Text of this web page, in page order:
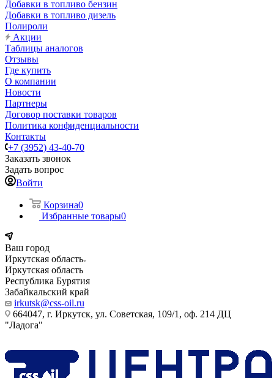
Добавки в топливо бензин
Добавки в топливо дизель
Полироли
Акции
Таблицы аналогов
Отзывы
Где купить
О компании
Новости
Партнеры
Договор поставки товаров
Политика конфиденциальности
Контакты
+7 (3952) 43-40-70
Заказать звонок
Задать вопрос
Войти
Корзина0
Избранные товары0
Ваш город
Иркутская область
Иркутская область
Республика Бурятия
Забайкальский край
irkutsk@css-oil.ru
664047, г. Иркутск, ул. Советская, 109/1, оф. 214 ДЦ
"Ладога"